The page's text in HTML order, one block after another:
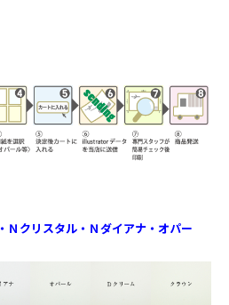
Ｎクリスタル・Ｎダイアナ・オパー